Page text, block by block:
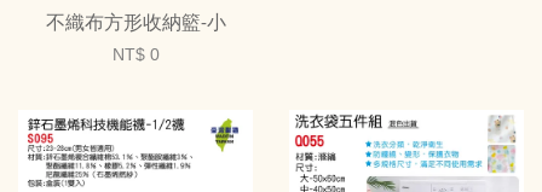
不織布方形收納籃-小
NT$ 0